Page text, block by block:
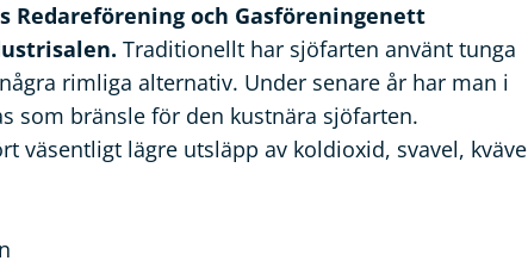
Redareförening och Gasföreningenett
Traditionellt har sjöfarten använt tunga
rimliga alternativ. Under senare år har man i
som bränsle för den kustnära sjöfarten.
väsentligt lägre utsläpp av koldioxid, svavel, kväve